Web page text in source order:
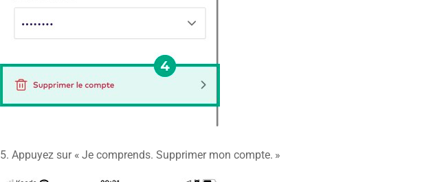
5. Appuyez sur « Je comprends. Supprimer mon compte. »